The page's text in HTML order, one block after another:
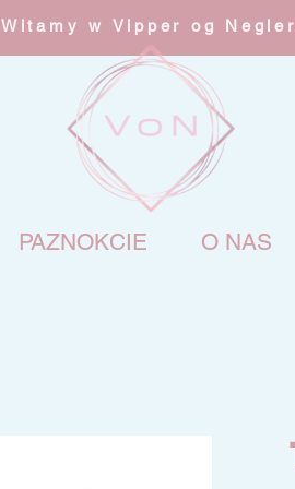
Witamy w Vipper og
PAZNOKCIE O NAS